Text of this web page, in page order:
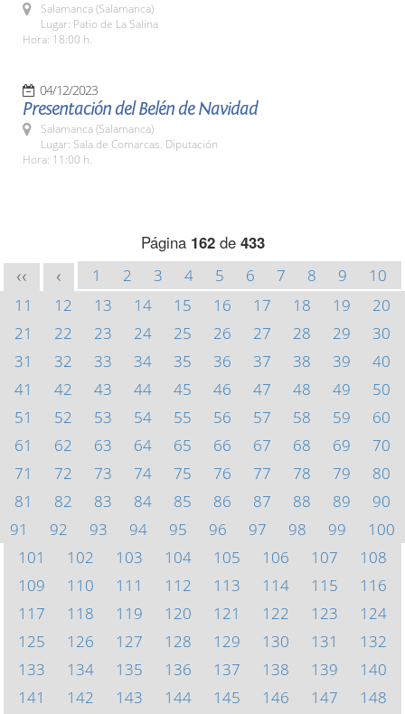
Salamanca (Salamanca)
Lugar: Patio de La Salina
Hora: 18:00 h.
04/12/2023
Presentación del Belén de Navidad
Salamanca (Salamanca)
Lugar: Sala de Comarcas. Diputación
Hora: 11:00 h.
Página 162de 433
<< < 1 2 3 4 5 6 7 8 9
10
11
12 13 14 15 16 17 18 19
20
21
22 23 24 25 26 27 28 29
30
31
32 33 34 35 36 37 38 39
40
41
42 43 44 45 46 47 48 49
50
51
52 53 54 55 56 57 58 59
60
61
62 63 64 65 66 67 68 69
70
71
72 73 74 75 76 77 78 79
80
81
82 83 84 85 86 87 88 89
90
91
92 93 94 95 96 97 98 99
100
101
102 103 104 105 106 107
108
109
110 111 112 113 114 115
116
117
118 119 120 121 122 123
124
125
126 127 128 129 130 131
132
133
134 135 136 137 138 139
140
141
142 143 144 145 146 147
148